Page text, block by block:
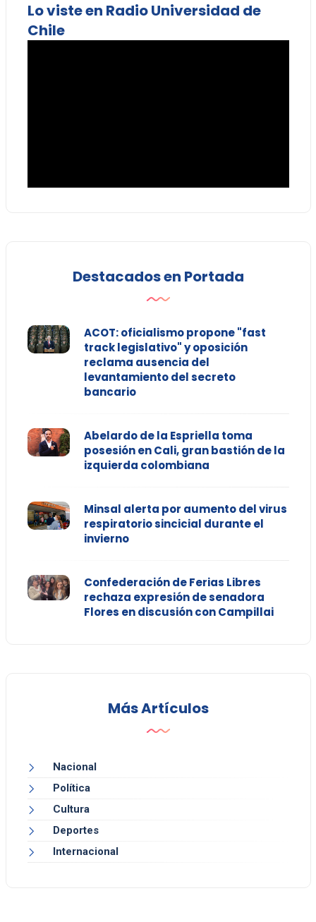
Lo viste en Radio Universidad de
Chile
Destacados en Portada
ACOT: oficialismo propone "fast
track legislativo" y oposición
reclama ausencia del
levantamiento del secreto
bancario
Abelardo de la Espriella toma
posesión en Cali, gran bastión de la
izquierda colombiana
Minsal alerta por aumento del virus
respiratorio sincicial durante el
invierno
Confederación de Ferias Libres
rechaza expresión de senadora
Flores en discusión con Campillai
Más Artículos
Nacional
Política
Cultura
Deportes
Internacional